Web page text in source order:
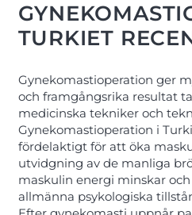
TURKIET
Gynekomastioperation ger
och framgångsrika resultat
medicinska tekniker och
Gynekomastioperation i
fördelaktigt för att öka
utvidgning av de manliga
maskulin energi minskar
allmänna psykologiska